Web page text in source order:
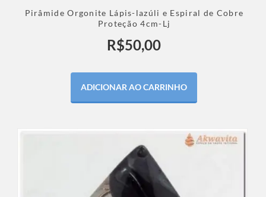
Pirâmide Orgonite Lápis-lazúli e Espiral de Cobre
Proteção 4cm-Lj
R$50,00
ADICIONAR AO CARRINHO